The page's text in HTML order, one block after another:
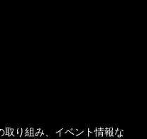
り組み、イベント情報な